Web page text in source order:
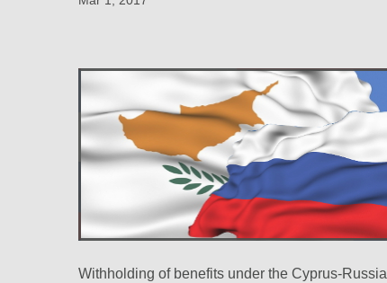
Withholding of benefits under the Cyprus-Russia